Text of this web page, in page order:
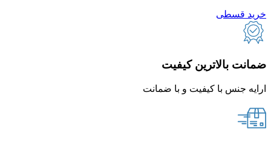
خرید قسطی
ضمانت بالاترین کیفیت
ارایه جنس با کیفیت و با ضمانت